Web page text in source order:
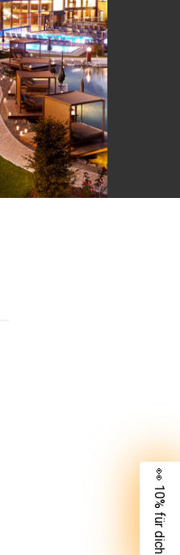
👀 10% für dich